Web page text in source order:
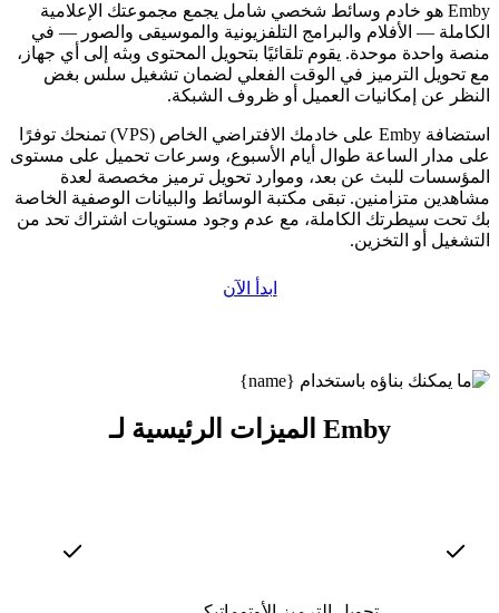
Emby هو خادم وسائط شخصي شامل يجمع مجموعتك الإعلامية
الكاملة — الأفلام والبرامج التلفزيونية والموسيقى والصور — في
منصة واحدة موحدة. يقوم تلقائيًا بتحويل المحتوى وبثه إلى أي جهاز،
مع تحويل الترميز في الوقت الفعلي لضمان تشغيل سلس بغض
النظر عن إمكانيات العميل أو ظروف الشبكة.
استضافة Emby على خادمك الافتراضي الخاص (VPS) تمنحك توفرًا
على مدار الساعة طوال أيام الأسبوع، وسرعات تحميل على مستوى
المؤسسات للبث عن بعد، وموارد تحويل ترميز مخصصة لعدة
مشاهدين متزامنين. تبقى مكتبة الوسائط والبيانات الوصفية الخاصة
بك تحت سيطرتك الكاملة، مع عدم وجود مستويات اشتراك تحد من
التشغيل أو التخزين.
ابدأ الآن
الميزات الرئيسية لـ Emby